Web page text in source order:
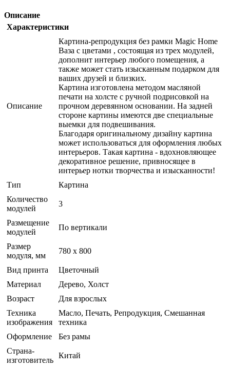
Описание
Характеристики
Описание
Картина-репродукция без рамки Magic Home
Ваза с цветами , состоящая из трех модулей,
дополнит интерьер любого помещения, а
также может стать изысканным подарком для
ваших друзей и близких.
Картина изготовлена методом масляной
печати на холсте с ручной подрисовкой на
прочном деревянном основании. На задней
стороне картины имеются две специальные
выемки для подвешивания.
Благодаря оригинальному дизайну картина
может использоваться для оформления любых
интерьеров. Такая картина - вдохновляющее
декоративное решение, привносящее в
интерьер нотки творчества и изысканности!
Тип
Картина
Количество
модулей
3
Размещение
модулей
По вертикали
Размер
модуля, мм
780 х 800
Вид принта
Цветочный
Материал
Дерево, Холст
Возраст
Для взрослых
Техника
изображения
Масло, Печать, Репродукция, Смешанная
техника
Оформление
Без рамы
Страна-
изготовитель
Китай